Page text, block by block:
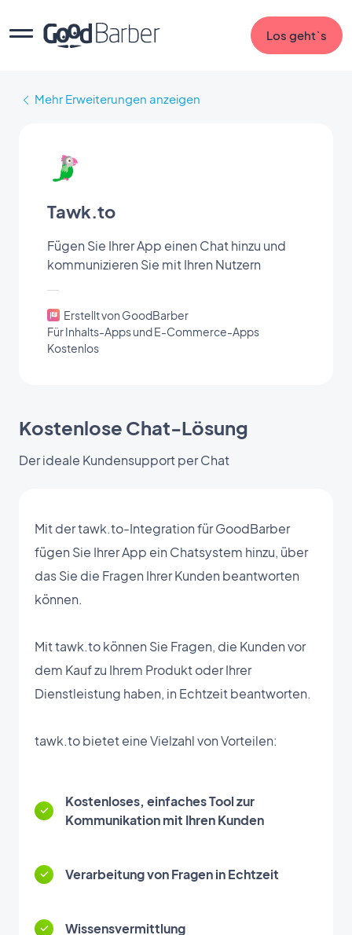
Los geht`s
Mehr Erweiterungen anzeigen
Tawk.to
Fügen Sie Ihrer App einen Chat hinzu und
kommunizieren Sie mit Ihren Nutzern
Erstellt von GoodBarber
Für Inhalts-Apps und E-Commerce-Apps
Kostenlos
Kostenlose Chat-Lösung
Der ideale Kundensupport per Chat
Mit der tawk.to-Integration für GoodBarber
fügen Sie Ihrer App ein Chatsystem hinzu, über
das Sie die Fragen Ihrer Kunden beantworten
können.
Mit tawk.to können Sie Fragen, die Kunden vor
dem Kauf zu Ihrem Produkt oder Ihrer
Dienstleistung haben, in Echtzeit beantworten.
tawk.to bietet eine Vielzahl von Vorteilen:
Kostenloses, einfaches Tool zur
Kommunikation mit Ihren Kunden
Verarbeitung von Fragen in Echtzeit
Wissensvermittlung